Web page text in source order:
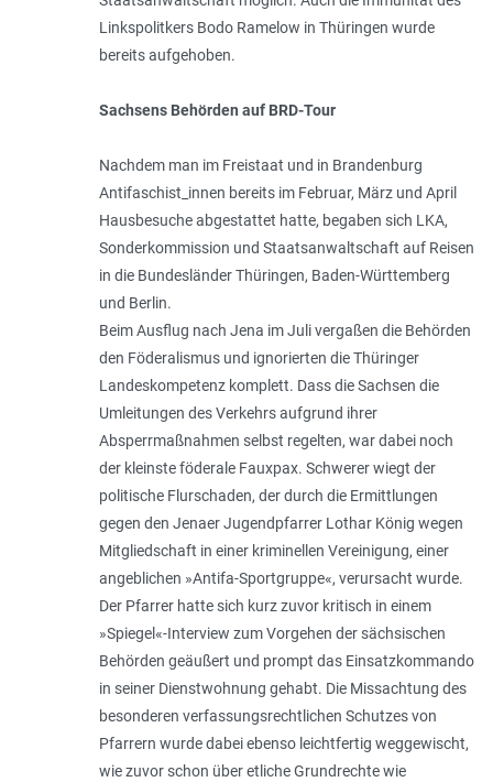
Linkspolitkers Bodo Ramelow in Thüringen wurde
bereits aufgehoben.
Sachsens Behörden auf BRD-Tour
Nachdem man im Freistaat und in Brandenburg
Antifaschist_innen bereits im Februar, März und April
Hausbesuche abgestattet hatte, begaben sich LKA,
Sonderkommission und Staatsanwaltschaft auf Reisen
in die Bundesländer Thüringen, Baden-Württemberg
und Berlin.
Beim Ausflug nach Jena im Juli vergaßen die Behörden
den Föderalismus und ignorierten die Thüringer
Landeskompetenz komplett. Dass die Sachsen die
Umleitungen des Verkehrs aufgrund ihrer
Absperrmaßnahmen selbst regelten, war dabei noch
der kleinste föderale Fauxpax. Schwerer wiegt der
politische Flurschaden, der durch die Ermittlungen
gegen den Jenaer Jugendpfarrer Lothar König wegen
Mitgliedschaft in einer kriminellen Vereinigung, einer
angeblichen »Antifa-Sportgruppe«, verursacht wurde.
Der Pfarrer hatte sich kurz zuvor kritisch in einem
»Spiegel«-Interview zum Vorgehen der sächsischen
Behörden geäußert und prompt das Einsatzkommando
in seiner Dienstwohnung gehabt. Die Missachtung des
besonderen verfassungsrechtlichen Schutzes von
Pfarrern wurde dabei ebenso leichtfertig weggewischt,
wie zuvor schon über etliche Grundrechte wie